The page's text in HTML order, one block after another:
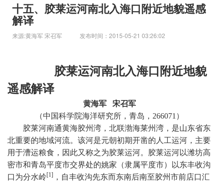
十五、胶莱运河南北入海口附近地貌遥感
解译
来源:黄海军 宋召军 发布时间：2015-05-21 03:26:02
胶莱运河南北入海口附近地貌
遥感解译
黄海军
宋召军
（中国科学院海洋研究所，青岛， 266071 ）
胶莱河南通黄海胶州湾，北联渤海莱州湾，是山东省东
北重要的地域河流。该河是元朝初期开凿的人工运河，主要
用于漕运粮食，因此又称之为胶莱运河。胶莱运河以潍坊高
密市和青岛平度市交界处的姚家（隶属平度市）以东丰收沟
口为分水岭[1] ，自丰收沟先东而东南后南至胶州市前店口汇